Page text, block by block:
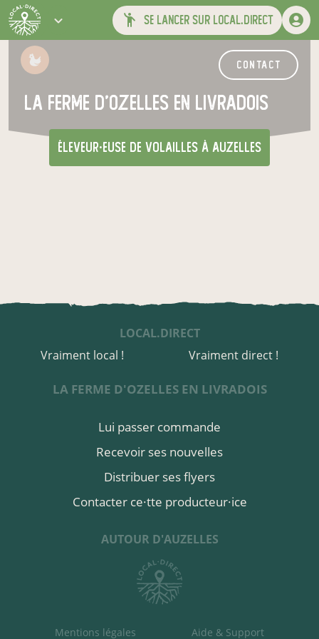
se lancer sur local.direct
contact
La ferme d'ozelles en livradois
éleveur·euse de volailles à Auzelles
LOCAL.DIRECT
Vraiment local !
Vraiment direct !
LA FERME D'OZELLES EN LIVRADOIS
Lui passer commande
Recevoir ses nouvelles
Distribuer ses flyers
Contacter ce·tte producteur·ice
AUTOUR D'AUZELLES
Mentions légales Aide & Support